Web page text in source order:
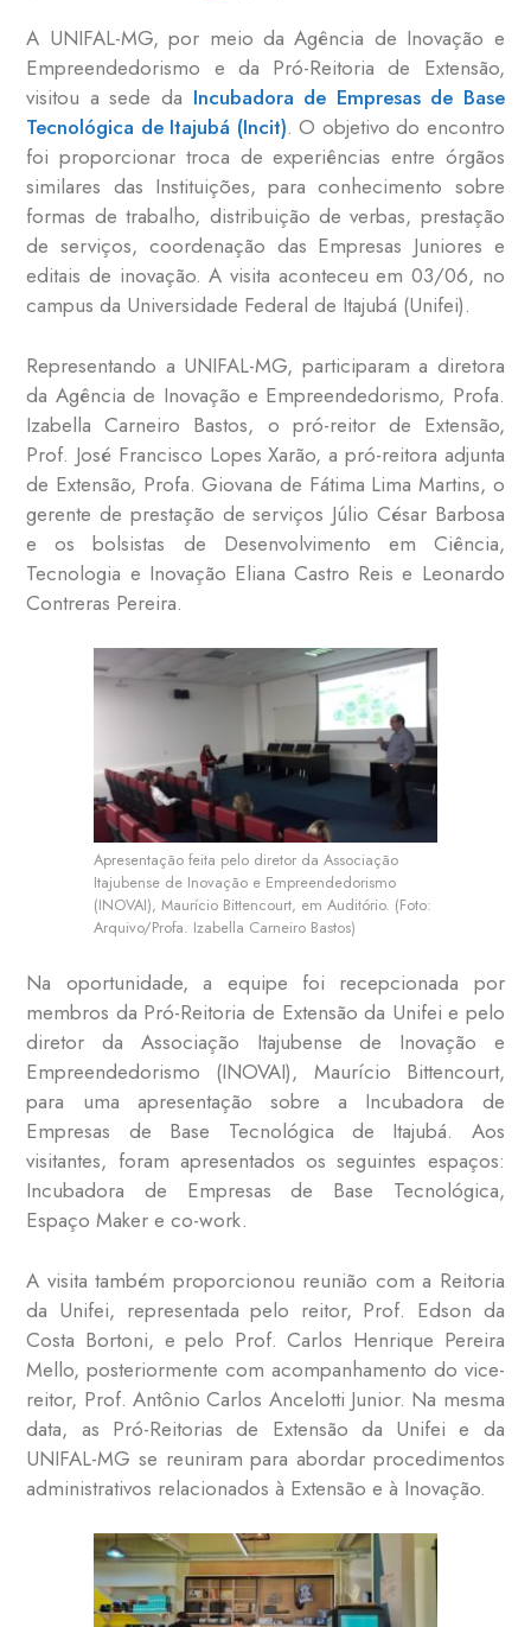
A UNIFAL-MG, por meio da Agência de Inovação e
Empreendedorismo e da Pró-Reitoria de Extensão,
visitou a sede da Incubadora de Empresas de Base
Tecnológica de Itajubá (Incit). O objetivo do encontro
foi proporcionar troca de experiências entre órgãos
similares das Instituições, para conhecimento sobre
formas de trabalho, distribuição de verbas, prestação
de serviços, coordenação das Empresas Juniores e
editais de inovação. A visita aconteceu em 03/06, no
campus da Universidade Federal de Itajubá (Unifei).
Representando a UNIFAL-MG, participaram a diretora
da Agência de Inovação e Empreendedorismo, Profa.
Izabella Carneiro Bastos, o pró-reitor de Extensão,
Prof. José Francisco Lopes Xarão, a pró-reitora adjunta
de Extensão, Profa. Giovana de Fátima Lima Martins, o
gerente de prestação de serviços Júlio César Barbosa
e os bolsistas de Desenvolvimento em Ciência,
Tecnologia e Inovação Eliana Castro Reis e Leonardo
Contreras Pereira.
Apresentação feita pelo diretor da Associação
Itajubense de Inovação e Empreendedorismo
(INOVAI), Maurício Bittencourt, em Auditório. (Foto:
Arquivo/Profa. Izabella Carneiro Bastos)
Na oportunidade, a equipe foi recepcionada por
membros da Pró-Reitoria de Extensão da Unifei e pelo
diretor da Associação Itajubense de Inovação e
Empreendedorismo (INOVAI), Maurício Bittencourt,
para uma apresentação sobre a Incubadora de
Empresas de Base Tecnológica de Itajubá. Aos
visitantes, foram apresentados os seguintes espaços:
Incubadora de Empresas de Base Tecnológica,
Espaço Maker e co-work.
A visita também proporcionou reunião com a Reitoria
da Unifei, representada pelo reitor, Prof. Edson da
Costa Bortoni, e pelo Prof. Carlos Henrique Pereira
Mello, posteriormente com acompanhamento do vice-
reitor, Prof. Antônio Carlos Ancelotti Junior. Na mesma
data, as Pró-Reitorias de Extensão da Unifei e da
UNIFAL-MG se reuniram para abordar procedimentos
administrativos relacionados à Extensão e à Inovação.